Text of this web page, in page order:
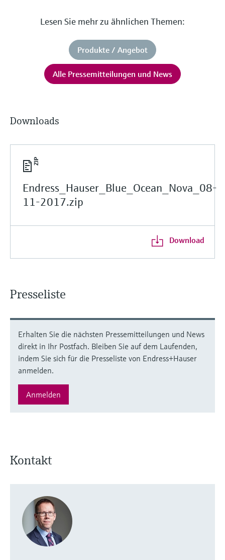
Lesen Sie mehr zu ähnlichen Themen:
Produkte / Angebot
Alle Pressemitteilungen und News
Downloads
Endress_Hauser_Blue_Ocean_Nova_08-
11-2017.zip
Download
Presseliste
Erhalten Sie die nächsten Pressemitteilungen und News
direkt in Ihr Postfach. Bleiben Sie auf dem Laufenden,
indem Sie sich für die Presseliste von Endress+Hauser
anmelden.
Anmelden
Kontakt